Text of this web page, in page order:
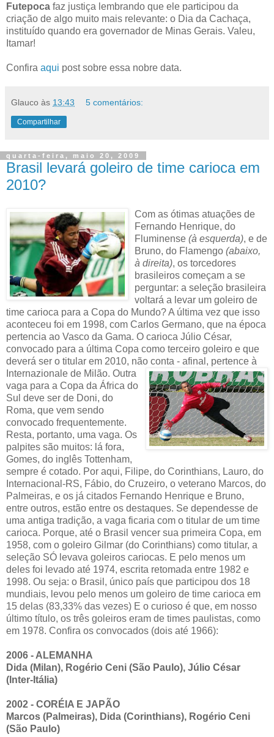
Futepoca faz justiça lembrando que ele participou da
criação de algo muito mais relevante: o Dia da Cachaça,
instituído quando era governador de Minas Gerais. Valeu,
Itamar!
Confira aqui post sobre essa nobre data.
Glauco às 13:43 5 comentários:
Compartilhar
quarta-feira, maio 20, 2009
Brasil levará goleiro de time carioca em
2010?
Com as ótimas atuações de
Fernando Henrique, do
Fluminense (à esquerda), e de
Bruno, do Flamengo (abaixo,
à direita), os torcedores
brasileiros começam a se
perguntar: a seleção brasileira
voltará a levar um goleiro de
time carioca para a Copa do Mundo? A última vez que isso
aconteceu foi em 1998, com Carlos Germano, que na época
pertencia ao Vasco da Gama. O carioca Júlio César,
convocado para a última Copa como terceiro goleiro e que
deverá ser o titular em 2010, não conta - afinal, pertence à
Internazionale de Milão. Outra
vaga para a Copa da África do
Sul deve ser de Doni, do
Roma, que vem sendo
convocado frequentemente.
Resta, portanto, uma vaga. Os
palpites são muitos: lá fora,
Gomes, do inglês Tottenham,
sempre é cotado. Por aqui, Filipe, do Corinthians, Lauro, do
Internacional-RS, Fábio, do Cruzeiro, o veterano Marcos, do
Palmeiras, e os já citados Fernando Henrique e Bruno,
entre outros, estão entre os destaques. Se dependesse de
uma antiga tradição, a vaga ficaria com o titular de um time
carioca. Porque, até o Brasil vencer sua primeira Copa, em
1958, com o goleiro Gilmar (do Corinthians) como titular, a
seleção SÓ levava goleiros cariocas. E pelo menos um
deles foi levado até 1974, escrita retomada entre 1982 e
1998. Ou seja: o Brasil, único país que participou dos 18
mundiais, levou pelo menos um goleiro de time carioca em
15 delas (83,33% das vezes) E o curioso é que, em nosso
último título, os três goleiros eram de times paulistas, como
em 1978. Confira os convocados (dois até 1966):
2006 - ALEMANHA
Dida (Milan), Rogério Ceni (São Paulo), Júlio César
(Inter-Itália)
2002 - CORÉIA E JAPÃO
Marcos (Palmeiras), Dida (Corinthians), Rogério Ceni
(São Paulo)